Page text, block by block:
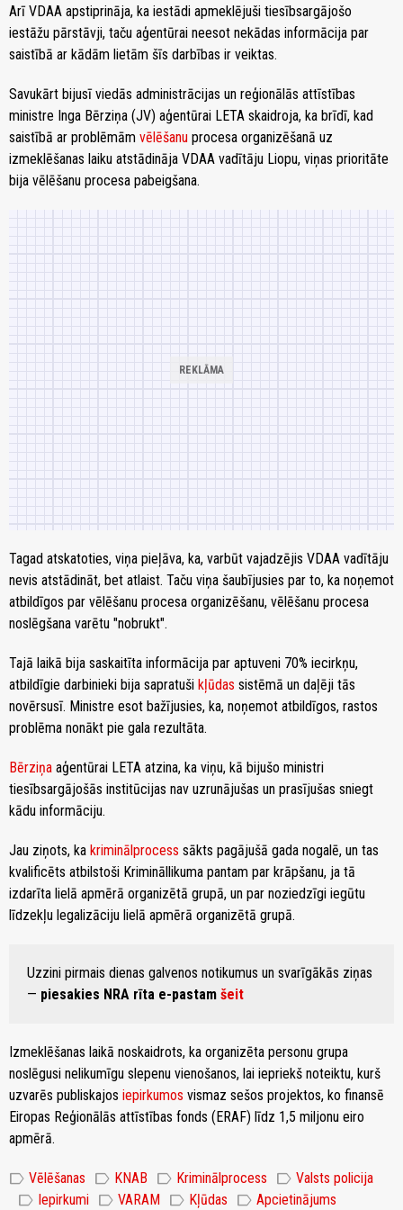
Arī VDAA apstiprināja, ka iestādi apmeklējuši tiesībsargājošo
iestāžu pārstāvji, taču aģentūrai neesot nekādas informācija par
saistībā ar kādām lietām šīs darbības ir veiktas.
Savukārt bijusī viedās administrācijas un reģionālās attīstības
ministre Inga Bērziņa (JV) aģentūrai LETA skaidroja, ka brīdī, kad
saistībā ar problēmām vēlēšanu procesa organizēšanā uz
izmeklēšanas laiku atstādināja VDAA vadītāju Liopu, viņas prioritāte
bija vēlēšanu procesa pabeigšana.
Tagad atskatoties, viņa pieļāva, ka, varbūt vajadzējis VDAA vadītāju
nevis atstādināt, bet atlaist. Taču viņa šaubījusies par to, ka noņemot
atbildīgos par vēlēšanu procesa organizēšanu, vēlēšanu procesa
noslēgšana varētu "nobrukt".
Tajā laikā bija saskaitīta informācija par aptuveni 70% iecirkņu,
atbildīgie darbinieki bija sapratuši kļūdas sistēmā un daļēji tās
novērsusī. Ministre esot bažījusies, ka, noņemot atbildīgos, rastos
problēma nonākt pie gala rezultāta.
Bērziņa aģentūrai LETA atzina, ka viņu, kā bijušo ministri
tiesībsargājošās institūcijas nav uzrunājušas un prasījušas sniegt
kādu informāciju.
Jau ziņots, ka kriminālprocess sākts pagājušā gada nogalē, un tas
kvalificēts atbilstoši Krimināllikuma pantam par krāpšanu, ja tā
izdarīta lielā apmērā organizētā grupā, un par noziedzīgi iegūtu
līdzekļu legalizāciju lielā apmērā organizētā grupā.
Uzzini pirmais dienas galvenos notikumus un svarīgākās ziņas
— piesakies NRA rīta e-pastam šeit
Izmeklēšanas laikā noskaidrots, ka organizēta personu grupa
noslēgusi nelikumīgu slepenu vienošanos, lai iepriekš noteiktu, kurš
uzvarēs publiskajos iepirkumos vismaz sešos projektos, ko finansē
Eiropas Reģionālās attīstības fonds (ERAF) līdz 1,5 miljonu eiro
apmērā.
label Vēlēšanas label KNAB label Kriminālprocess label Valsts policija
label Iepirkumi label VARAM label Kļūdas label Apcietinājums